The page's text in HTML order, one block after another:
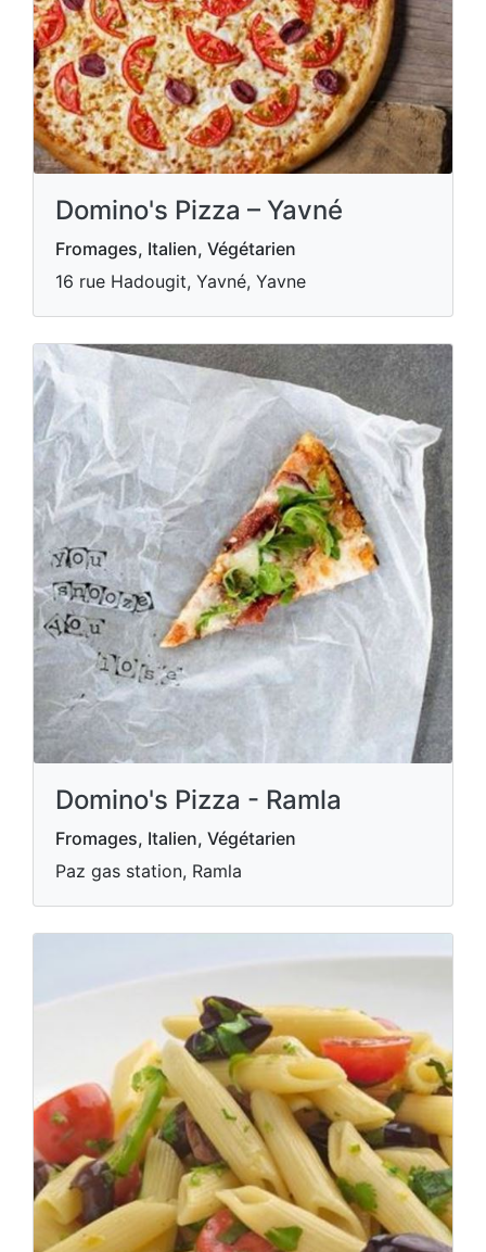
Domino's Pizza – Yavné
Fromages, Italien, Végétarien
16 rue Hadougit, Yavné, Yavne
Domino's Pizza - Ramla
Fromages, Italien, Végétarien
Paz gas station, Ramla